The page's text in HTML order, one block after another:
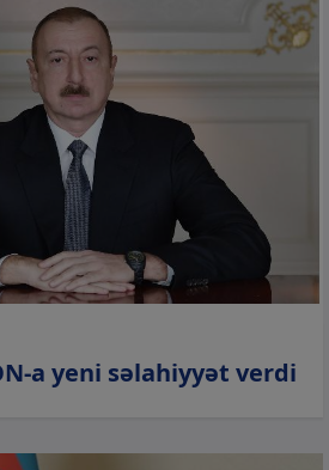
a yeni səlahiyyət verdi